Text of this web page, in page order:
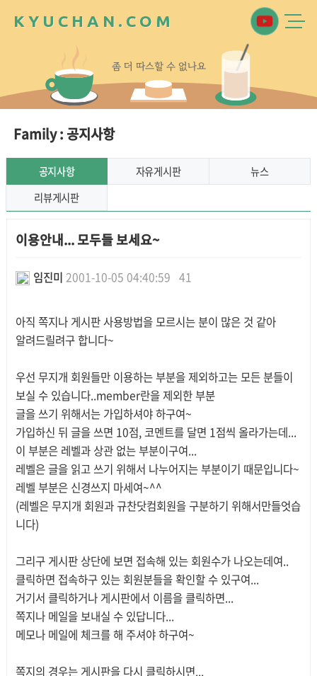
K Y U C H A N . C O M
좀 더 따스할 수 없나요
Family : 공지사항
공지사항 자유게시판
뉴스
리뷰게시판
이용안내... 모두들 보세요~
임진미 2001-10-05 04:40:59 41
아직 쪽지나 게시판 사용방법을 모르시는 분이 많은 것 같아
알려드릴려구 합니다~
우선 무지개 회원들만 이용하는 부분을 제외하고는 모든 분들이
보실 수 있습니다..member란을 제외한 부분
글을 쓰기 위해서는 가입하셔야 하구여~
가입하신 뒤 글을 쓰면 10점, 코멘트를 달면 1점씩 올라가는데...
이 부분은 레벨과 상관 없는 부분이구여...
레벨은 글을 읽고 쓰기 위해서 나누어지는 부분이기 때문입니다~
레벨 부분은 신경쓰지 마세여~^^
(레벨은 무지개 회원과 규찬닷컴회원을 구분하기 위해서만들엇습
니다)
그리구 게시판 상단에 보면 접속해 있는 회원수가 나오는데여..
클릭하면 접속하구 있는 회원분들을 확인할 수 있구여...
거기서 클릭하거나 게시판에서 이름을 클릭하면...
쪽지나 메일을 보내실 수 있답니다...
메모나 메일에 체크를 해 주셔야 하구여~
쪽지의 경우는 게시판을 다시 클릭하시면...